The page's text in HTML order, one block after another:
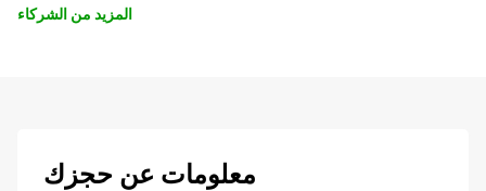
المزيد من الشركاء
معلومات عن حجزك